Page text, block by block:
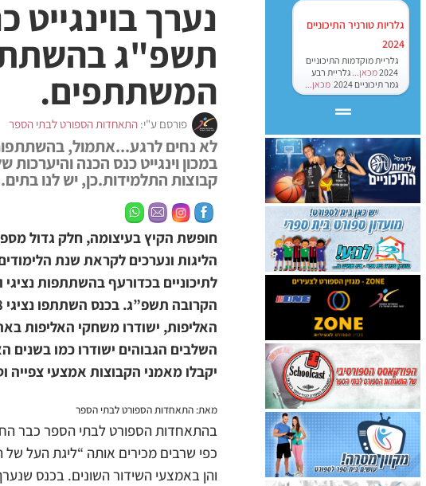
גלריות טורניר התיכוניים
2024
גלריית מוקדמות התיכוניים
2024מכאן... גלריית רבע
גמר תיכוניים 2024
מכאן...
נערך
תשפ"ג
המשתתפים.
פורסם ע"י: התאחדות הספורט לבתי הספר
לא נחים לרגע...אתמול,
קבוצות התלמידות.כן, יש לנו
חופשת הקיץ בעיצומה, חלק גדול
הליגות ונערכים לקראת שנת
לתיכוניים בכדורעף בהשתתפות
יקבלו מאמני הקבוצות אמצעי צפייה
מאת: התאחדות הספורט לבתי הספר
בהתאחדות הספורט לבתי הספר כבר
כפי שרבים מכירים אותה “ליגת העל של
והן באמצעי השידור השונים. בכנס